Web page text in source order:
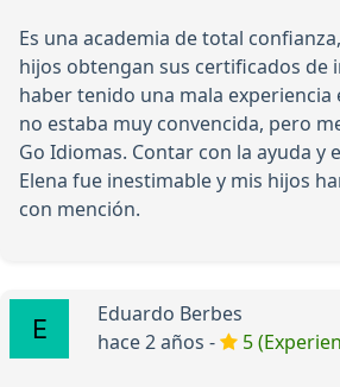
Es una academia de total
hijos obtengan sus certificados de
haber tenido una mala experiencia
no estaba muy convencida, pero
Go Idiomas. Contar con la ayuda y
Elena fue inestimable y mis hijos
con mención.
Eduardo Berbes
hace 2 años -
5